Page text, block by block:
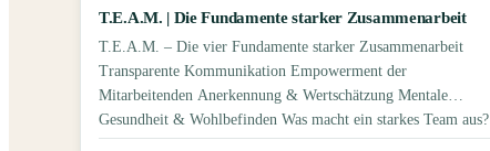
T.E.A.M. | Die Fundamente starker Zusammenarbeit
T.E.A.M. – Die vier Fundamente starker Zusammenarbeit
Transparente Kommunikation Empowerment der
Mitarbeitenden Anerkennung & Wertschätzung Mentale
Gesundheit & Wohlbefinden Was macht ein starkes Team aus?
In diesem interaktiven Impulsseminar werfen wir einen Blick